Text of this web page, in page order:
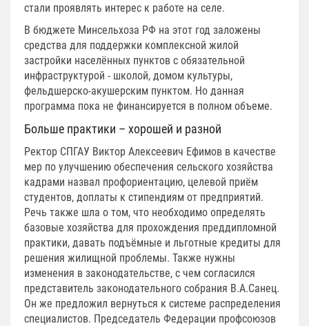
стали проявлять интерес к работе на селе.
В бюджете Минсельхоза РФ на этот год заложены
средства для поддержки комплексной жилой
застройки населённых пунктов с обязательной
инфраструктурой - школой, домом культуры,
фельдшерско-акушерским пунктом. Но данная
программа пока не финансируется в полном объеме.
Больше практики – хорошей и разной
Ректор СПГАУ Виктор Алексеевич Ефимов в качестве
мер по улучшению обеспечения сельского хозяйства
кадрами назвал профориентацию, целевой приём
студентов, доплаты к стипендиям от предприятий.
Речь также шла о том, что необходимо определять
базовые хозяйства для прохождения преддипломной
практики, давать подъёмные и льготные кредиты для
решения жилищной проблемы. Также нужны
изменения в законодательстве, с чем согласился
представитель законодательного собрания В.А.Санец.
Он же предложил вернуться к системе распределения
специалистов. Председатель Федерации профсоюзов